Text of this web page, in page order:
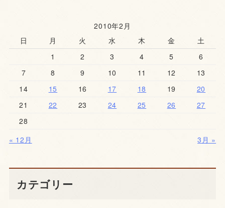
2010年2月
日
月 火 水 木 金
土
1
2 3 4 5
6
7
8 9 10 11 12
13
14
15 16 17 18 19
20
21
22 23 24 25 26
27
28
« 12月
3月 »
カテゴリー